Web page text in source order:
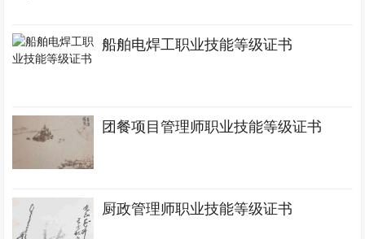
船舶电焊工职业技能等级证书
团餐项目管理师职业技能等级证书
厨政管理师职业技能等级证书